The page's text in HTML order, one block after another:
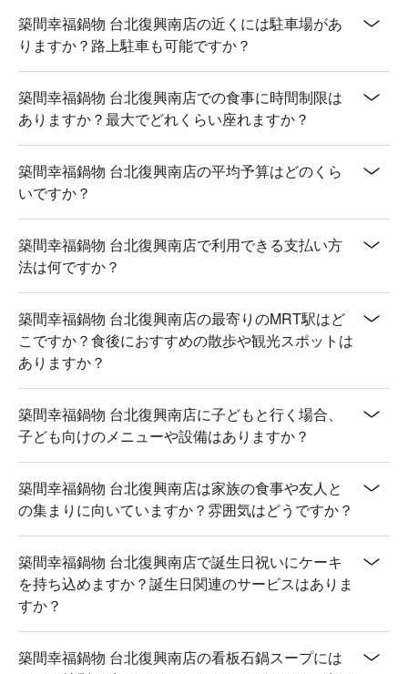
築間幸福鍋物 台北復興南店の近くには駐車場があ
りますか？路上駐車も可能ですか？
築間幸福鍋物 台北復興南店での食事に時間制限は
ありますか？最大でどれくらい座れますか？
築間幸福鍋物 台北復興南店の平均予算はどのくら
いですか？
築間幸福鍋物 台北復興南店で利用できる支払い方
法は何ですか？
築間幸福鍋物 台北復興南店の最寄りのMRT駅はど
こですか？食後におすすめの散歩や観光スポットは
ありますか？
築間幸福鍋物 台北復興南店に子どもと行く場合、
子ども向けのメニューや設備はありますか？
築間幸福鍋物 台北復興南店は家族の食事や友人と
の集まりに向いていますか？雰囲気はどうですか？
築間幸福鍋物 台北復興南店で誕生日祝いにケーキ
を持ち込めますか？誕生日関連のサービスはありま
すか？
築間幸福鍋物 台北復興南店の看板石鍋スープには